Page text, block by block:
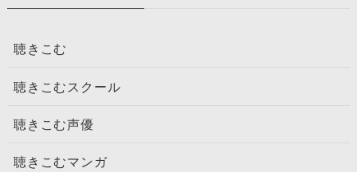
聴きこむ
聴きこむスクール
聴きこむ声優
聴きこむマンガ